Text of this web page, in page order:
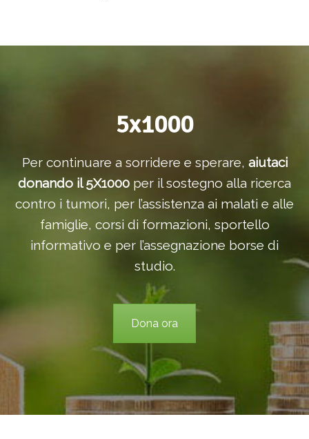
5x1000
Per continuare a sorridere e sperare, aiutaci
donando il 5X1000 per il sostegno alla ricerca
contro i tumori, per l’assistenza ai malati e alle
famiglie, corsi di formazioni, sportello
informativo e per l’assegnazione borse di
studio.
Dona ora